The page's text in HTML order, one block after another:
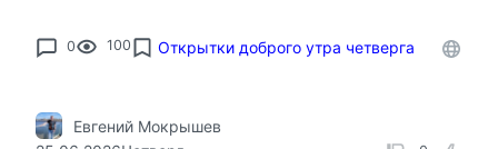
0 100 Открытки доброго утра четверга
Евгений Мокрышев